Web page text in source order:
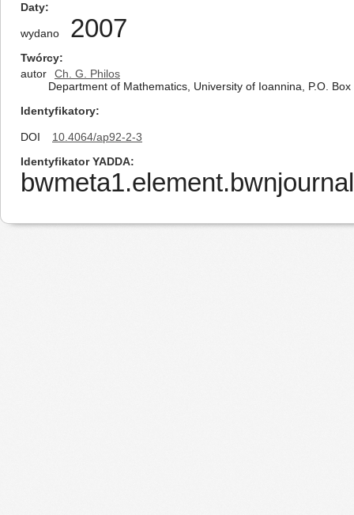
Daty
wydano 2007
Twórcy
autor
Ch. G. Philos
Department of Mathematics, University of Ioannina, P.O.
Identyfikatory
DOI
10.4064/ap92-2-3
Identyfikator YADDA